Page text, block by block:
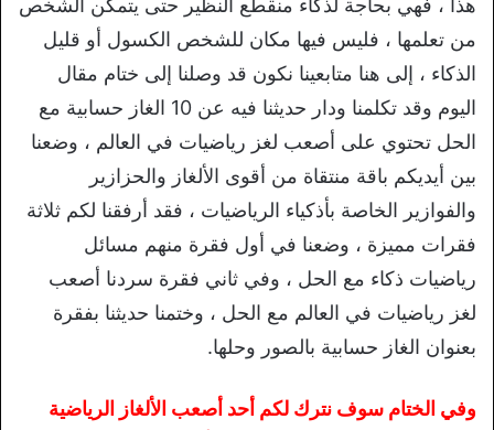
هذا ، فهي بحاجة لذكاء منقطع النظير حتى يتمكن الشخص
من تعلمها ، فليس فيها مكان للشخص الكسول أو قليل
الذكاء ، إلى هنا متابعينا نكون قد وصلنا إلى ختام مقال
اليوم وقد تكلمنا ودار حديثنا فيه عن 10 الغاز حسابية مع
الحل تحتوي على أصعب لغز رياضيات في العالم ، وضعنا
بين أيديكم باقة منتقاة من أقوى الألغاز والحزازير
والفوازير الخاصة بأذكياء الرياضيات ، فقد أرفقنا لكم ثلاثة
فقرات مميزة ، وضعنا في أول فقرة منهم مسائل
رياضيات ذكاء مع الحل ، وفي ثاني فقرة سردنا أصعب
لغز رياضيات في العالم مع الحل ، وختمنا حديثنا بفقرة
بعنوان الغاز حسابية بالصور وحلها.
وفي الختام سوف نترك لكم أحد أصعب الألغاز الرياضية